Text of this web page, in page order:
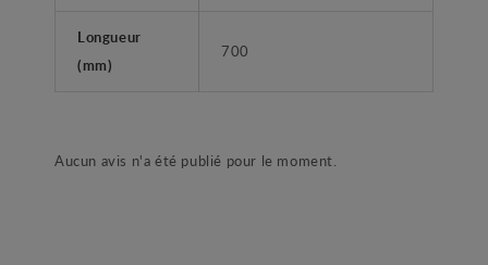
Longueur
(mm)
700
Aucun avis n'a été publié pour le moment.